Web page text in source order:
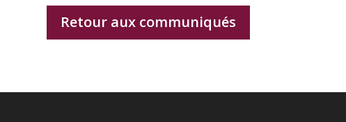
Retour aux communiqués